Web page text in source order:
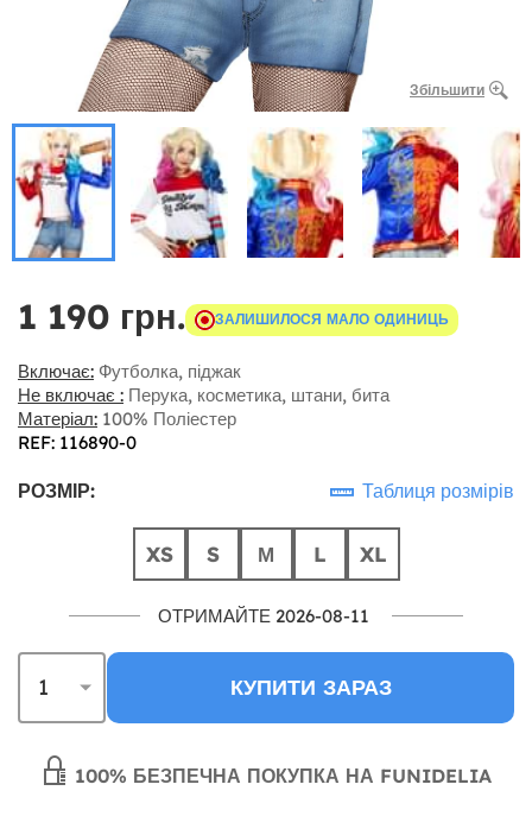
Збільшити
1 190 грн. ЗАЛИШИЛОСЯ МАЛО ОДИНИЦЬ
Включає: Футболка, піджак
Не включає : Перука, косметика, штани, бита
Матеріал: 100% Поліестер
REF: 116890-0
РОЗМІР: Таблиця розмірів
XS S М L XL
ОТРИМАЙТЕ 2026-08-11
КУПИТИ ЗАРАЗ
100% БЕЗПЕЧНА ПОКУПКА НА FUNIDELIA